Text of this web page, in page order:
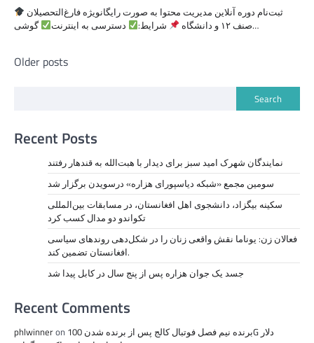
صنف ۱۲ و دانشگاه
شرایط: دسترسی به اینترنت گوشی…
Posts
Older posts
Search
Recent Posts
نمايندگان شهرک امید سبز برای دیدار با هبت‌الله به قندهار رفتند
سومین مجمع «شبکه دیاسپورای هزاره» درسویدن برگزار شد
سکینه بیگزاد، دانشجوی اهل افغانستان، در مسابقات بین‌المللی
تکواندو دو مدال کسب کرد
فعالان زن: یوناما نقش واقعی زنان را در شکل‌دهی روندهای سیاسی
افغانستان تضمین کند.
جسد یک جوان هزاره پس از پنج سال در کابل پیدا شد
Recent Comments
phlwinneron برنده نیم فصل فوتبال کالج پس از برنده شدن 100G دلار